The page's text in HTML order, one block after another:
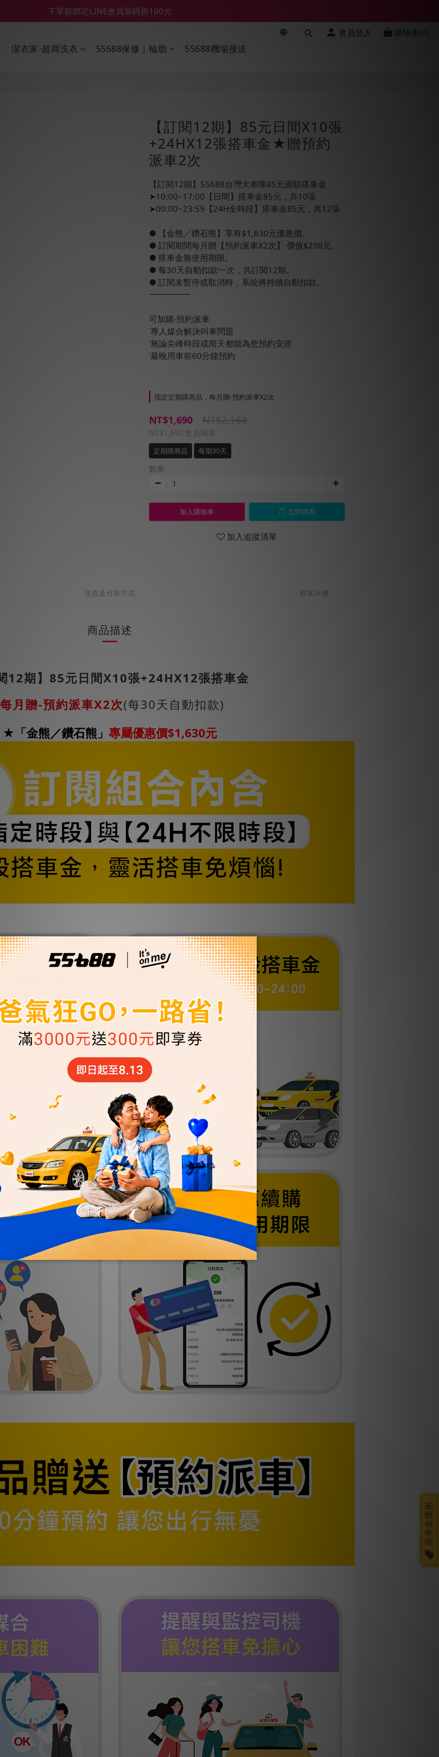
【鑽石熊/金熊新客首購限定】優惠搭車金
【55688商城】6 月年中慶滿額贈品發送延遲公告
會員登入 購物車(0)
潔衣家-超商洗衣 55688保修｜輪胎 55688機場接送
【訂閱12期】85元日間X10張
+24HX12張搭車金★贈預約
派車2次
【訂閱12期】55688台灣大車隊85元面額搭車金
➤10:00~17:00【日間】搭車金85元，共10張
➤00:00~23:59【24H全時段】搭車金85元，共12張
● 【金熊／鑽石熊】享有$1,630元優惠價。
● 訂閱期間每月贈【預約派車X2次】 價值$298元。
● 搭車金無使用期限。
● 每30天自動扣款一次，共訂閱12期。
● 訂閱未暫停或取消時，系統將持續自動扣款。
一一一一一
可加購-預約派車
˙專人媒合解決叫車問題
˙無論尖峰時段或雨天都能為您預約安排
˙最晚用車前60分鐘預約
指定定期購商品，每月贈-預約派車X2次
NT$1,690 NT$2,168
NT$1,690 會員獨享
定期購商品 每期30天
數量
加入購物車 立即購買
加入追蹤清單
送貨及付款方式 顧客評價
商品描述
12期】85元日間X10張+24HX12張搭車金
每月贈-預約派車X2次(每30天自動扣款)
★「金熊／鑽石熊」 專屬優惠價$1,630元
搭車金優惠